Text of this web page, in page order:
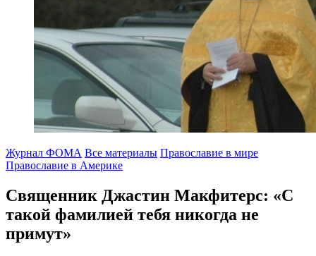
Журнал ФОМА Все материалы Православие в мире
Православие в Америке
Священник Джастин Макфитерс: «С
такой фамилией тебя никогда не
примут»